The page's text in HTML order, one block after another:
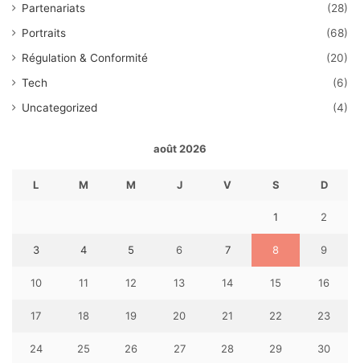
Partenariats
(28)
Portraits
(68)
Régulation & Conformité
(20)
Tech
(6)
Uncategorized
(4)
août 2026
L M M J V S D
1 2
3 4 5 6 7 8 9
10 11 12 13 14 15 16
17 18 19 20 21 22 23
24 25 26 27 28 29 30